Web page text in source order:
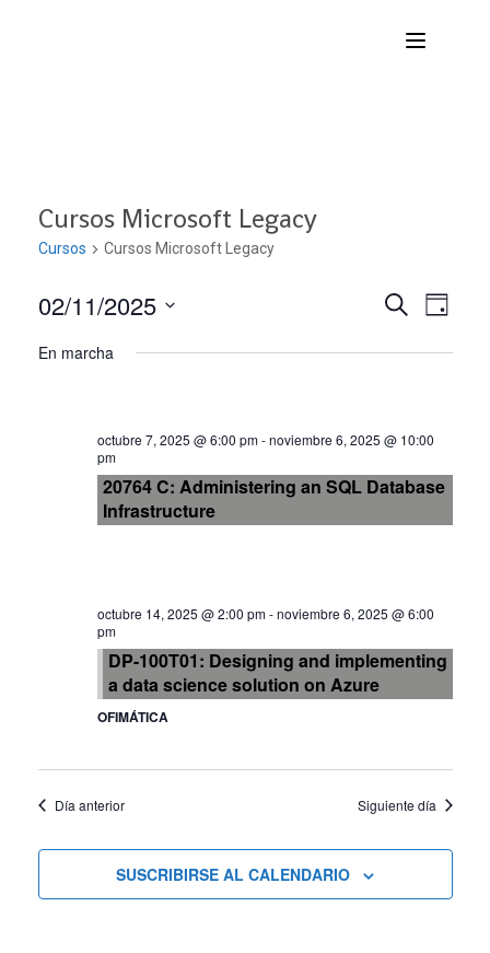
Cursos Microsoft Legacy
Cursos Cursos Microsoft Legacy
de
y
vistas
Cursos
BUSCAR
de
DÍA
02/11/2025
fecha.
En marcha
octubre 7, 2025 @ 6:00 pm-noviembre 6, 2025 @ 10:00
pm
20764 C: Administering an SQL Database
Infrastructure
octubre 14, 2025 @ 2:00 pm-noviembre 6, 2025 @ 6:00
pm
DP-100T01: Designing and implementing
a data science solution on Azure
OFIMÁTICA
Día anterior Siguiente día
SUSCRIBIRSE AL CALENDARIO